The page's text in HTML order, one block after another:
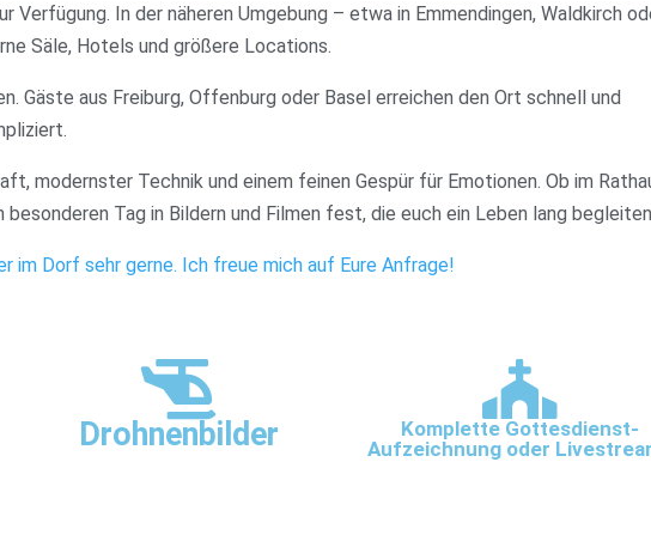
In der näheren Umgebung – etwa in Emmendingen, Waldkirch
Säle, Hotels und größere Locations.
Gäste aus Freiburg, Offenburg oder Basel erreichen den Ort schnell und
modernster Technik und einem feinen Gespür für Emotionen. Ob im
Tag in Bildern und Filmen fest, die euch ein Leben lang
im Dorf sehr gerne. Ich freue mich auf Eure Anfrage!
Drohnenbilder
Komplette Gottesdienst-
Aufzeichnung oder